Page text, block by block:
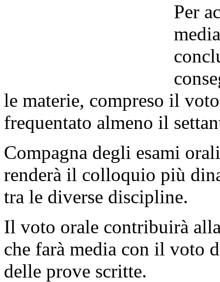
Per
le materie, compreso il
frequentato almeno il
Compagna degli esami
renderà il colloquio più
tra le diverse discipline.
Il voto orale contribuirà
che farà media con il voto
delle prove scritte.